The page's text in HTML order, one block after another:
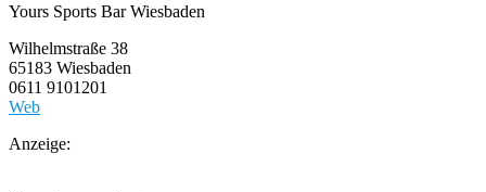
Yours Sports Bar Wiesbaden
Wilhelmstraße 38
65183 Wiesbaden
0611 9101201
Web
Anzeige: